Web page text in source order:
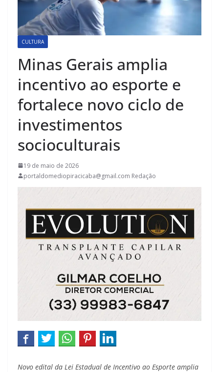
CULTURA
Minas Gerais amplia
incentivo ao esporte e
fortalece novo ciclo de
investimentos
socioculturais
19 de maio de 2026
portaldomediopiracicaba@gmail.com Redação
Novo edital da Lei Estadual de Incentivo ao Esporte amplia